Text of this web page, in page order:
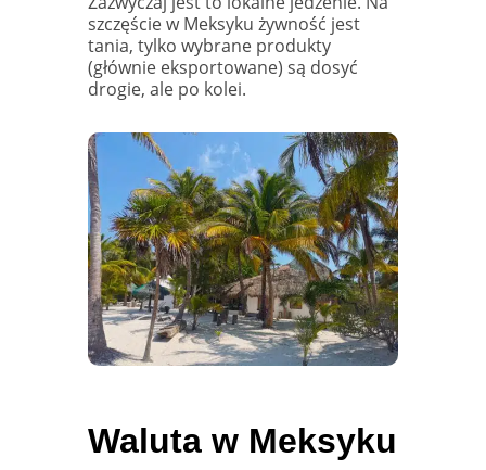
szczęście w Meksyku żywność jest
tania, tylko wybrane produkty
(głównie eksportowane) są dosyć
drogie, ale po kolei.
Waluta w Meksyku